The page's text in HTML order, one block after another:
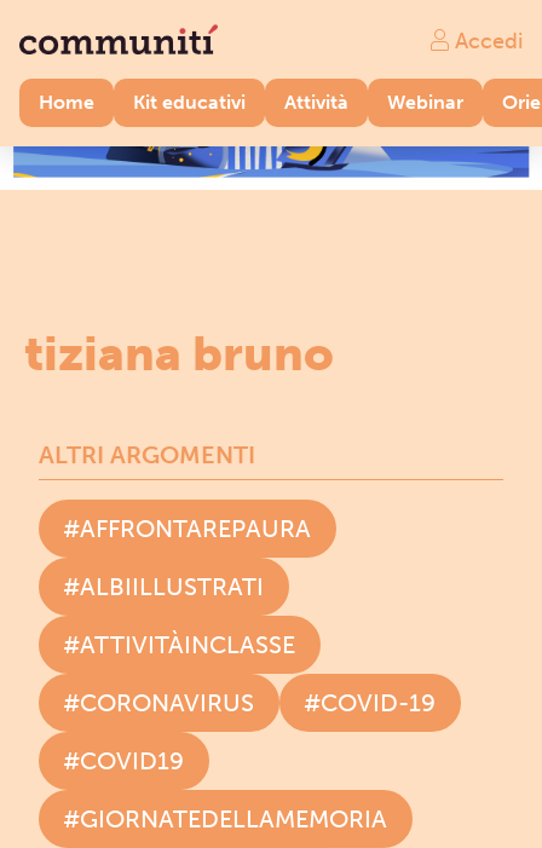
Home Kit educativi Attività Webinar
Accedi
tiziana bruno
ALTRI ARGOMENTI
#AFFRONTAREPAURA
#ALBIILLUSTRATI
#ATTIVITÀINCLASSE
#CORONAVIRUS
#COVID-19
#COVID19
#GIORNATEDELLAMEMORIA